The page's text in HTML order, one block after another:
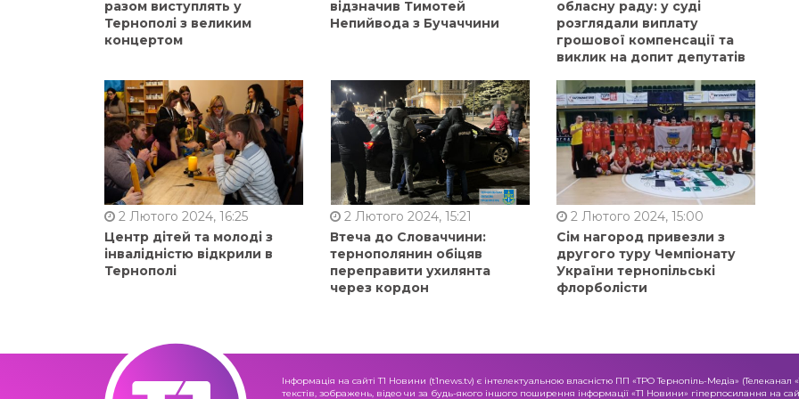
разом виступлять у
Тернополі з великим
концертом
відзначив Тимотей
Непийвода з Бучаччини
обласну раду: у суді
розглядали виплату
грошової компенсації та
виклик на допит депутатів
2 Лютого 2024, 16:25
Центр дітей та молоді з
інвалідністю відкрили в
Тернополі
2 Лютого 2024, 15:21
Втеча до Словаччини:
тернополянин обіцяв
переправити ухилянта
через кордон
2 Лютого 2024, 15:00
Сім нагород привезли з
другого туру Чемпіонату
України тернопільські
флорболісти
Інформація на сайті Т1 Новини (t1news.tv) є інтелектуальною власністю ПП «ТРО Тернопіль-Медіа» (Телеканал
текстів, зображень, відео чи за будь-якого іншого поширення інформації «Т1 Новини» гіперпосилання на